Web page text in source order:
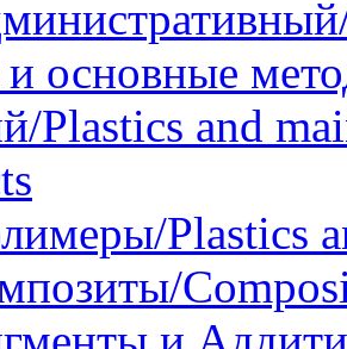
основные
Plastics and
Plastics